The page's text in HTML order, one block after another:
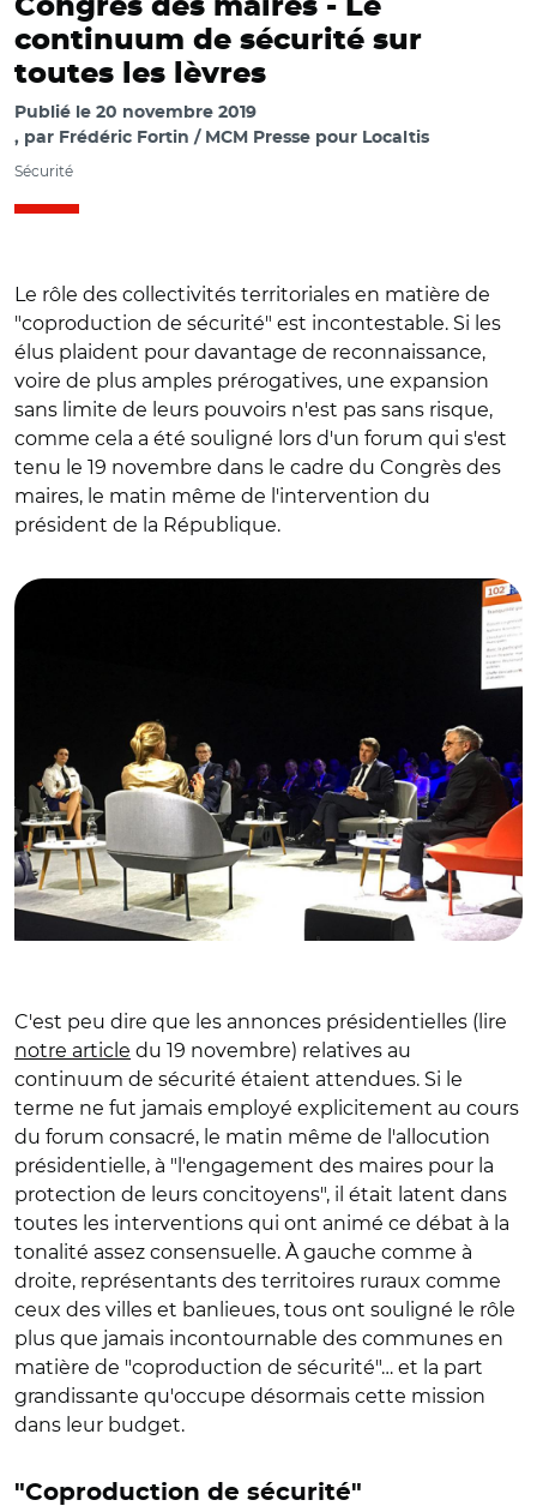
Congrès des maires - Le
continuum de sécurité sur
toutes les lèvres
Publié le 20 novembre 2019
par Frédéric Fortin / MCM Presse pour Localtis
Sécurité
Le rôle des collectivités territoriales en matière de
"coproduction de sécurité" est incontestable. Si les
élus plaident pour davantage de reconnaissance,
voire de plus amples prérogatives, une expansion
sans limite de leurs pouvoirs n'est pas sans risque,
comme cela a été souligné lors d'un forum qui s'est
tenu le 19 novembre dans le cadre du Congrès des
maires, le matin même de l'intervention du
président de la République.
C'est peu dire que les annonces présidentielles (lire
notre article du 19 novembre) relatives au
continuum de sécurité étaient attendues. Si le
terme ne fut jamais employé explicitement au cours
du forum consacré, le matin même de l'allocution
présidentielle, à "l'engagement des maires pour la
protection de leurs concitoyens", il était latent dans
toutes les interventions qui ont animé ce débat à la
tonalité assez consensuelle. À gauche comme à
droite, représentants des territoires ruraux comme
ceux des villes et banlieues, tous ont souligné le rôle
plus que jamais incontournable des communes en
matière de "coproduction de sécurité"… et la part
grandissante qu'occupe désormais cette mission
dans leur budget.
"Coproduction de sécurité"